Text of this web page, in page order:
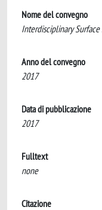
Nome del convegno
Interdisciplinary Surface
Anno del convegno
2017
Data di pubblicazione
2017
Fulltext
none
Citazione